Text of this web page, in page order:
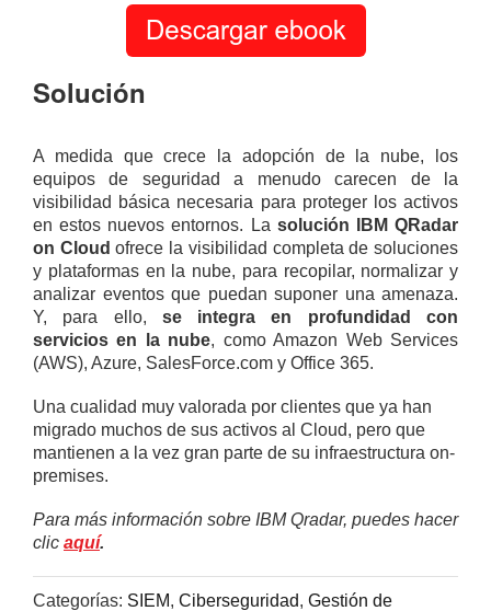
Solución
A medida que crece la adopción de la nube, los
equipos de seguridad a menudo carecen de la
visibilidad básica necesaria para proteger los activos
en estos nuevos entornos. La solución IBM QRadar
on Cloud ofrece la visibilidad completa de soluciones
y plataformas en la nube, para recopilar, normalizar y
analizar eventos que puedan suponer una amenaza.
Y, para ello, se integra en profundidad con
servicios en la nube, como Amazon Web Services
(AWS), Azure, SalesForce.com y Office 365.
Una cualidad muy valorada por clientes que ya han
migrado muchos de sus activos al Cloud, pero que
mantienen a la vez gran parte de su infraestructura on-
premises.
Para más información sobre IBM Qradar, puedes hacer
clic aquí.
Categorías: SIEM, Ciberseguridad, Gestión de